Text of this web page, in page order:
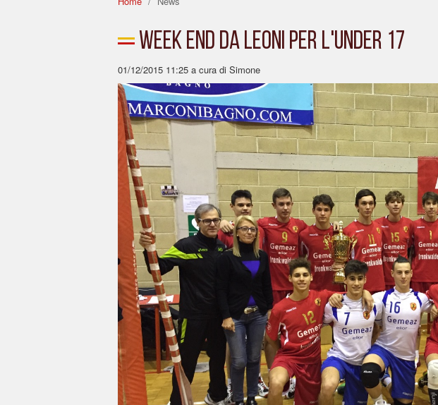
Week end da Leoni per l'under 17
01/12/2015 11:25 a cura di Simone